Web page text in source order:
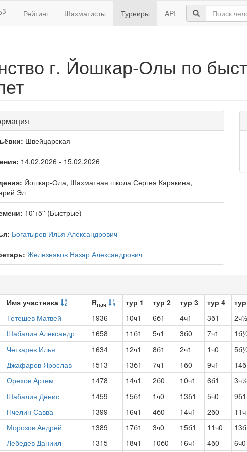
β Рейтинг Шахматисты Турниры API
г. Йошкар-Олы по
Швейцарская
14.02.2026 - 15.02.2026
Йошкар-Ола, Шахматная школа Сергея Карякина,
Эл
10'+5'' (Быстрые)
Богатырев Илья Александрович
Железняков Назар Александрович
Имя участника Rнач тур 1 тур 2 тур 3 тур 4
Тетешев Матвей 1936 10ч1 6б1 4ч1 3б1 2ч½
Шабалин Александр 1658 11б1 5ч1 3б0 7ч1
Четкарев Илья 1634 12ч1 8б1 2ч1 1ч0
Джафаров Ярослав 1513 13б1 7ч1 1б0 9ч1
Орехов Артем 1478 14ч1 2б0 10ч1 6б1 3ч½
Шабалин Денис 1459 15б1 1ч0 13б1 5ч0 9б1
Пчелин Савва 1399 16ч1 4б0 14ч1 2б0
Морозов Андрей 1389 17б1 3ч0 15б1 11ч0
Лебедев Даниил 1315 18ч1 10б0 16ч1 4б0 6ч0